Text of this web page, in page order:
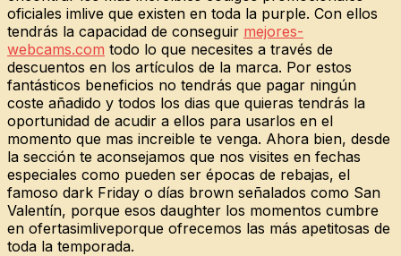
oficiales imlive que existen en toda la purple. Con ellos
tendrás la capacidad de conseguir mejores-
webcams.com todo lo que necesites a través de
descuentos en los artículos de la marca. Por estos
fantásticos beneficios no tendrás que pagar ningún
coste añadido y todos los dias que quieras tendrás la
oportunidad de acudir a ellos para usarlos en el
momento que mas increible te venga. Ahora bien, desde
la sección te aconsejamos que nos visites en fechas
especiales como pueden ser épocas de rebajas, el
famoso dark Friday o días brown señalados como San
Valentín, porque esos daughter los momentos cumbre
en ofertasimliveporque ofrecemos las más apetitosas de
toda la temporada.